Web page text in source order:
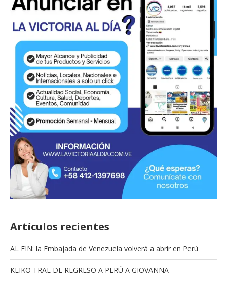
Artículos recientes
AL FIN: la Embajada de Venezuela volverá a abrir en Perú
KEIKO TRAE DE REGRESO A PERÚ A GIOVANNA